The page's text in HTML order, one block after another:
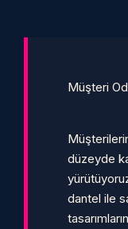
Müşteri
düzeyde
dantel ile